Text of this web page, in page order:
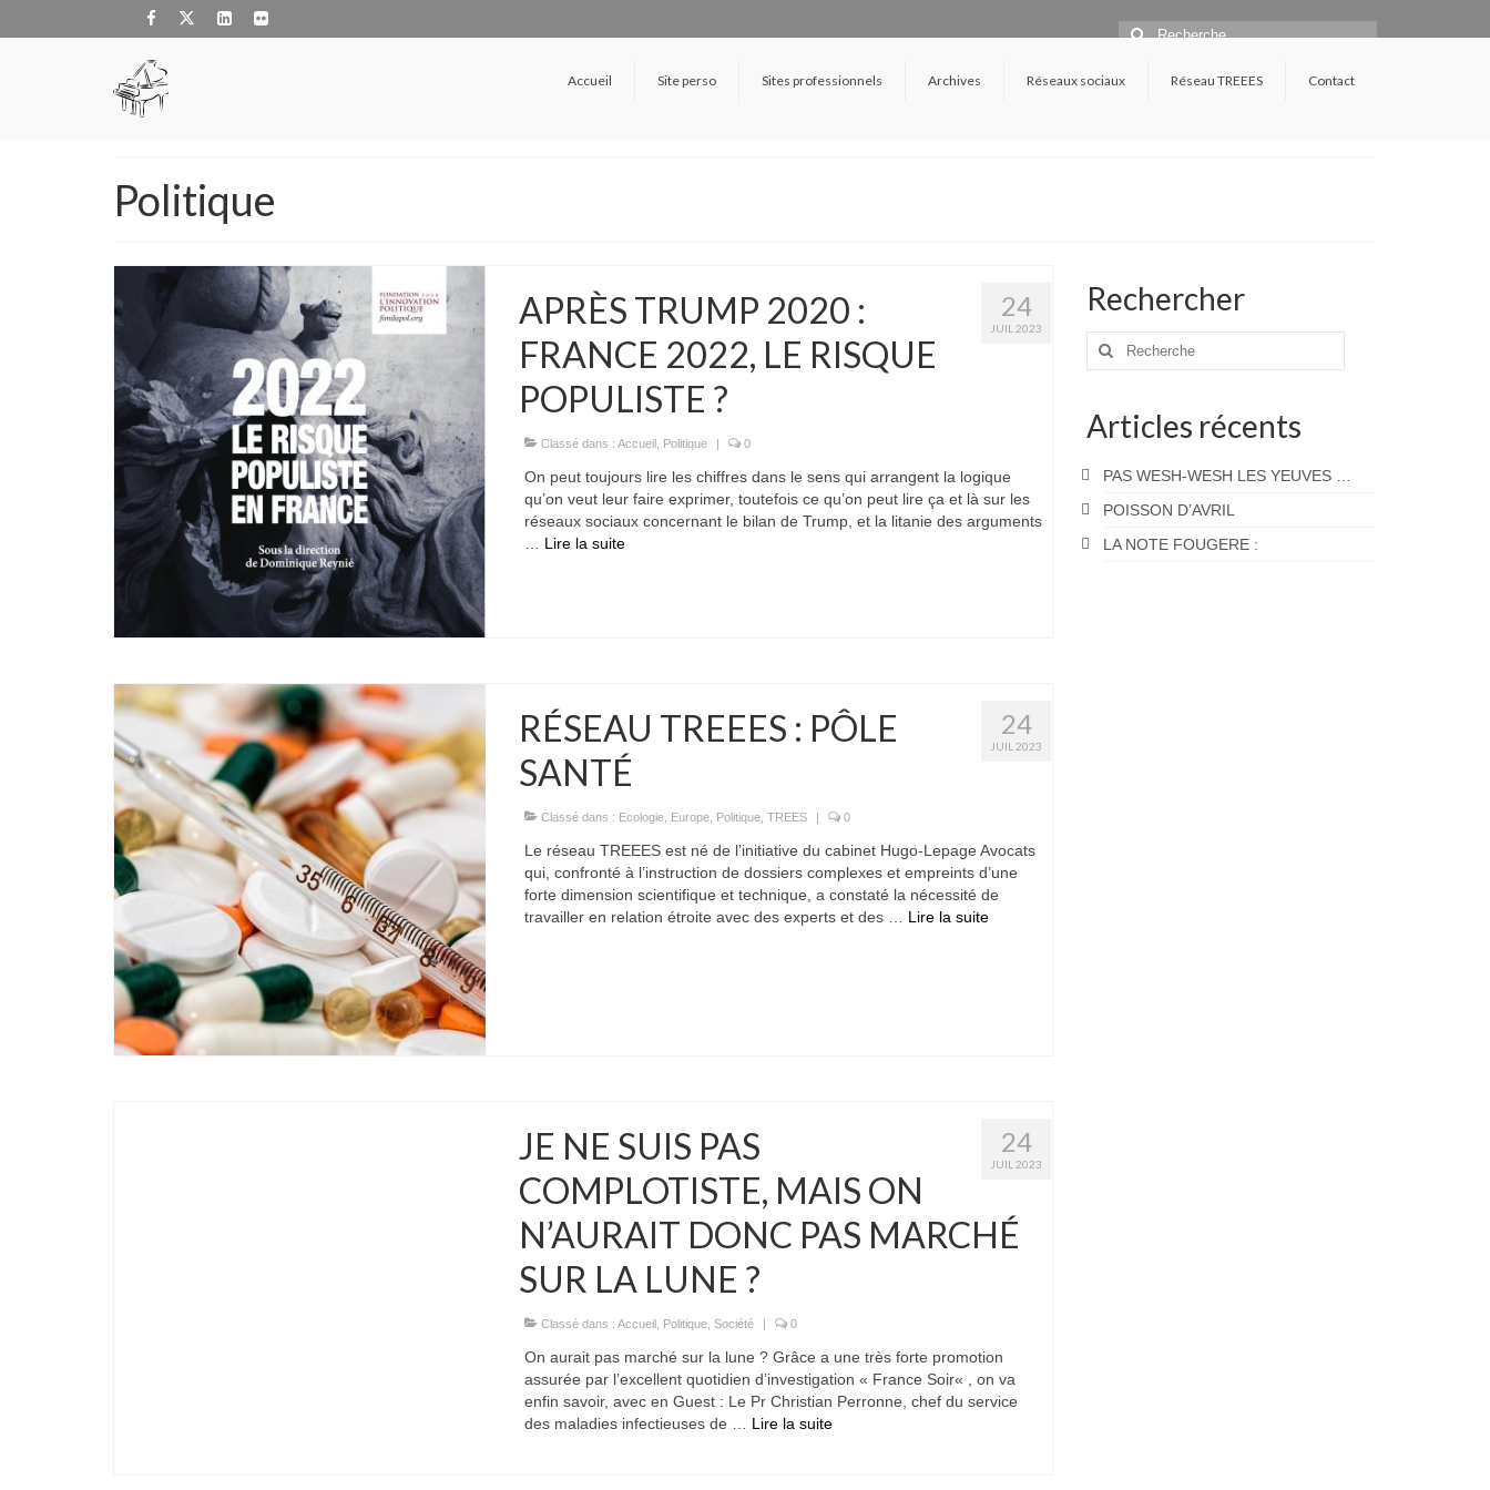
Rechercher
Accueil Site perso Sites professionnels Archives Réseaux sociaux Réseau TREEES Contact
Politique
24
JUIL 2023
APRÈS TRUMP 2020 :
FRANCE 2022, LE RISQUE
POPULISTE ?
Classé dans : Accueil, Politique | 0
On peut toujours lire les chiffres dans le sens qui arrangent la logique
qu’on veut leur faire exprimer, toutefois ce qu’on peut lire ça et là sur les
réseaux sociaux concernant le bilan de Trump, et la litanie des arguments
Lire la suite­­
24
JUIL 2023
RÉSEAU TREEES : PÔLE
SANTÉ
Classé dans : Ecologie, Europe, Politique, TREES | 0
Le réseau TREEES est né de l’initiative du cabinet Hugo-Lepage Avocats
qui, confronté à l’instruction de dossiers complexes et empreints d’une
forte dimension scientifique et technique, a constaté la nécessité de
travailler en relation étroite avec des experts et des … Lire la suite­­
24
JUIL 2023
JE NE SUIS PAS
COMPLOTISTE, MAIS ON
N’AURAIT DONC PAS MARCHÉ
SUR LA LUNE ?
Classé dans : Accueil, Politique, Société | 0
On aurait pas marché sur la lune ? Grâce a une très forte promotion
assurée par l’excellent quotidien d’investigation « France Soir« , on va
enfin savoir, avec en Guest : Le Pr Christian Perronne, chef du service
des maladies infectieuses de … Lire la suite­­
Rechercher
Rechercher
Articles récents
PAS WESH-WESH LES YEUVES …
POISSON D’AVRIL
LA NOTE FOUGERE :